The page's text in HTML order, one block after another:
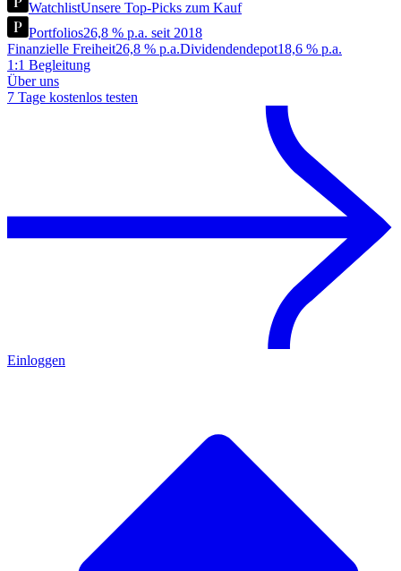
WatchlistUnsere Top-Picks zum Kauf
Portfolios26,8 % p.a. seit 2018
Finanzielle Freiheit26,8 % p.a.Dividendendepot18,6 % p.a.
1:1 Begleitung
Über uns
7 Tage kostenlos testen
Einloggen